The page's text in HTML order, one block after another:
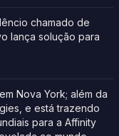
chamado de
lança solução para
Nova York; além da
e está trazendo
para a Affinity